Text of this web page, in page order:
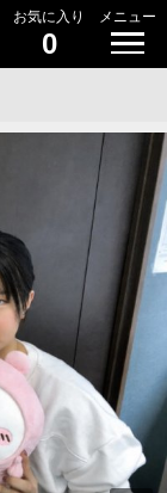
お気に入り
0
メニュー